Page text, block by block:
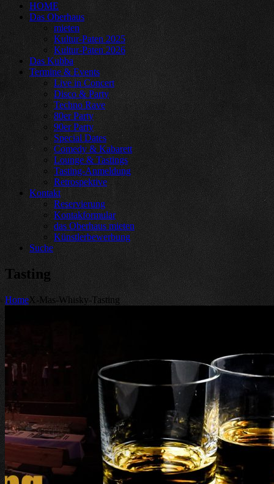
HOME
Das Oberhaus
mieten
Kultur-Paten 2025
Kultur-Paten 2026
Das Kubba
Termine & Events
Live in Concert
Disco & Party
Techno Rave
80er Party
90er Party
Special Dates
Comedy & Kabarett
Lounge & Tastings
Tasting-Anmeldung
Retrospektive
Kontakt
Reservierung
Kontakformular
das Oberhaus mieten
Künstlerbewerbung
Suche
Tasting
HomeX-Mas-Whisky-Tasting